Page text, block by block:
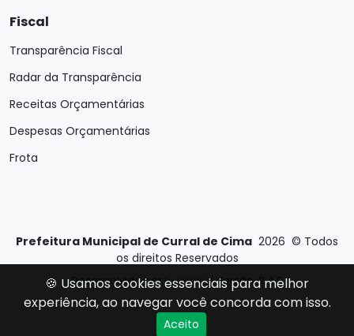
Fiscal
Transparência Fiscal
Radar da Transparência
Receitas Orçamentárias
Despesas Orçamentárias
Frota
Prefeitura Municipal de Curral de Cima 2026 © Todos
os direitos Reservados
Desenvolvido por E-Ticons| Versão: 2.4.0
🍪 Usamos cookies essenciais para melhor
experiência, ao navegar você concorda com isso.
Aceito